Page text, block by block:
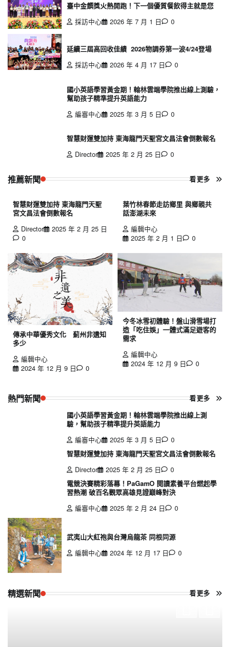
臺中金饌獎火熱開跑！下一個優質餐飲得主就是您
採訪中心
2026 年 7 月 1 日 0
延續三屆高回收佳績 2026物調券第一波4/24登場
採訪中心
2026 年 4 月 17 日 0
國小英語學習黃金期！翰林雲端學院推出線上測驗，
幫助孩子精準提升英語能力
編審中心
2025 年 3 月 5 日 0
智慧財運雙加持 東海龍門天聖宮文昌法會倒數報名
Director
2025 年 2 月 25 日 0
推薦新聞 看更多
智慧財運雙加持 東海龍門天聖
宮文昌法會倒數報名
Director
2025 年 2 月 25 日
0
葉竹林春節走訪鄉里 與鄉親共
話澎湖未來
編輯中心
2025 年 2 月 1 日
0
傳承中華優秀文化 薊州非遺知
多少
編輯中心
2024 年 12 月 9 日
0
今冬冰雪初體驗！盤山滑雪場打
造「吃住娛」一體式滿足遊客的
需求
編輯中心
2024 年 12 月 9 日
0
熱門新聞 看更多
國小英語學習黃金期！翰林雲端學院推出線上測
驗，幫助孩子精準提升英語能力
編審中心
2025 年 3 月 5 日
0
智慧財運雙加持 東海龍門天聖宮文昌法會倒數報名
Director
2025 年 2 月 25 日
0
電競決賽精彩落幕！PaGamO 閱讀素養平台燃起學
習熱潮 破百名觀眾高雄見證巔峰對決
編審中心
2025 年 2 月 24 日 0
武夷山大紅袍與台灣烏龍茶 同根同源
編輯中心
2024 年 12 月 17 日 0
精選新聞 看更多